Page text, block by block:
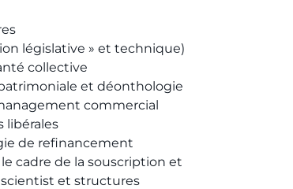
législative » et technique)
collective
et déonthologie
commercial
libérales
de refinancement
cadre de la souscription et
et structures